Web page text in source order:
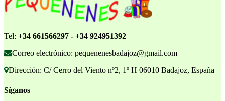
Tel: +34 661566297 - +34 924951392
Correo electrónico: pequenenesbadajoz@gmail.com
Dirección: C/ Cerro del Viento nº2, 1º H 06010 Badajoz, España
Síganos